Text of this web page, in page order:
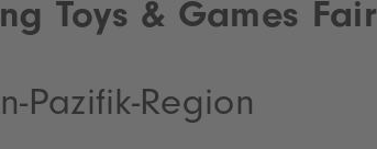
Toys & Games Fair
Pazifik-Region